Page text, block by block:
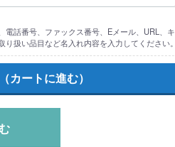
電話番号、ファックス番号、Eメール、URL、キ
り扱い品目など名入れ内容を入力してください。